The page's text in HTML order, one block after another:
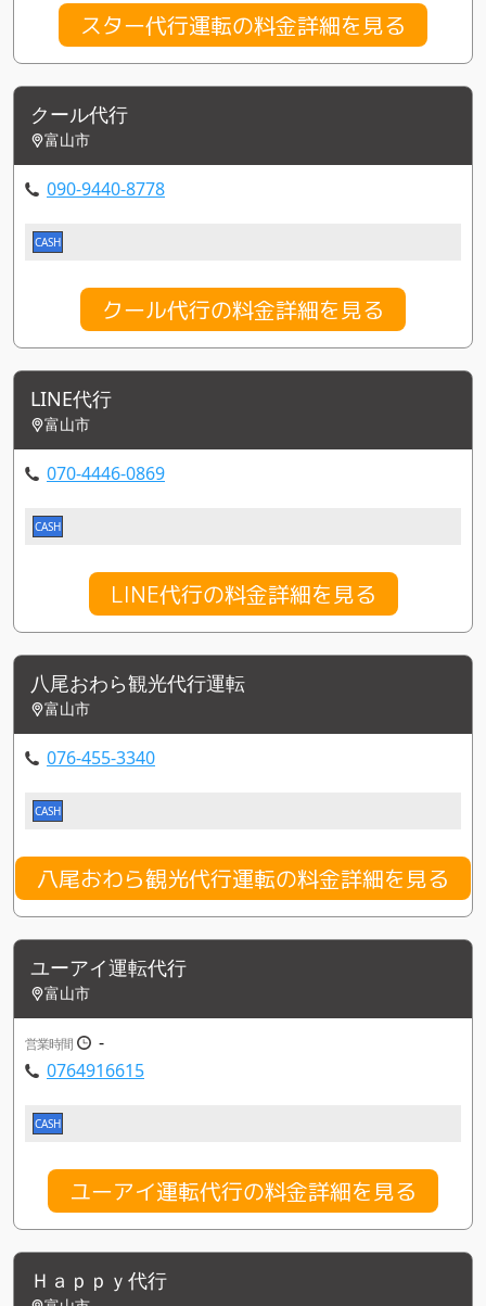
スター代行運転の料金詳細を見る
クール代行
富山市
090-9440-8778
CASH
クール代行の料金詳細を見る
LINE代行
富山市
070-4446-0869
CASH
LINE代行の料金詳細を見る
八尾おわら観光代行運転
富山市
076-455-3340
CASH
八尾おわら観光代行運転の料金詳細を見る
ユーアイ運転代行
富山市
営業時間
-
0764916615
CASH
ユーアイ運転代行の料金詳細を見る
Ｈａｐｐｙ代行